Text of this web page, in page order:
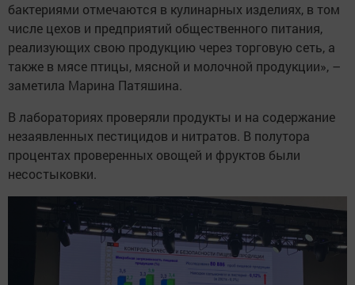
бактериями отмечаются в кулинарных изделиях, в том
числе цехов и предприятий общественного питания,
реализующих свою продукцию через торговую сеть, а
также в мясе птицы, мясной и молочной продукции», –
заметила Марина Патяшина.
В лабораториях проверяли продукты и на содержание
незаявленных пестицидов и нитратов. В полутора
процентах проверенных овощей и фруктов были
несостыковки.